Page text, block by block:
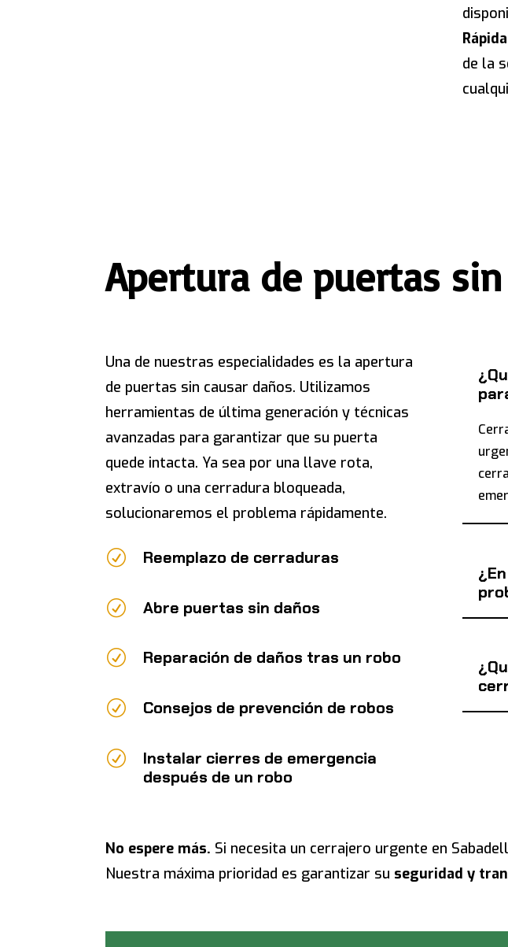
de la
Apertura de puertas
Una de nuestras especialidades es la apertura
de puertas sin causar daños. Utilizamos
herramientas de última generación y técnicas
avanzadas para garantizar que su puerta
quede intacta. Ya sea por una llave rota,
extravío o una cerradura bloqueada,
solucionaremos el problema rápidamente.
R Reemplazo de cerraduras
R Abre puertas sin daños
R Reparación de daños tras un robo
R Consejos de prevención de robos
R
Instalar cierres de emergencia
después de un robo
No espere más. Si necesita un cerrajero urgente en
Nuestra máxima prioridad es garantizar su seguridad y